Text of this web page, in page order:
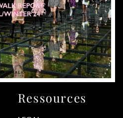
Ressources